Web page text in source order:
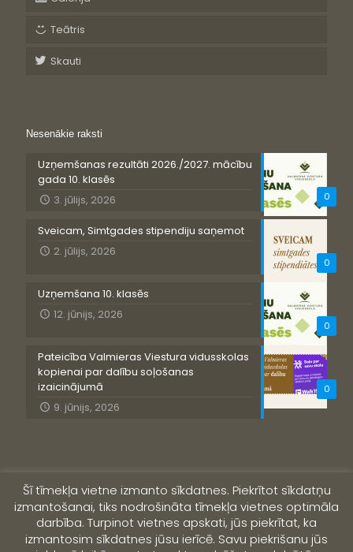
Teātris
Skauti
Nesenākie raksti
0
Uzņemšanas rezultāti 2026./2027. mācību
gada 10. klasēs
3. jūlijs, 2026
0
Sveicam, Simtgades stipendiju saņemot
2. jūlijs, 2026
0
Uzņemšana 10. klasēs
12. jūnijs, 2026
0
Pateicība Valmieras Viestura vidusskolas
kopienai par dalību soļošanas
izaicinājumā
9. jūnijs, 2026
Šī tīmekļa vietne izmanto sīkdatnes. Piekrītot sīkdatņu
izmantošanai, tiks nodrošināta tīmekļa vietnes optimāla
darbība. Turpinot vietnes apskati, jūs piekrītat, ka
izmantosim sīkdatnes jūsu ierīcē. Savu piekrišanu jūs